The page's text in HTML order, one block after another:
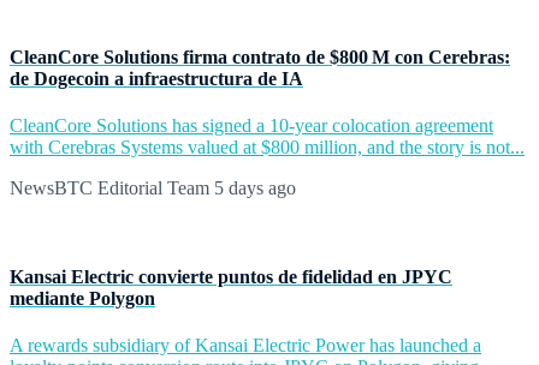
CleanCore Solutions firma contrato de $800 M con Cerebras:
de Dogecoin a infraestructura de IA
CleanCore Solutions has signed a 10-year colocation agreement
with Cerebras Systems valued at $800 million, and the story is not...
NewsBTC Editorial Team 5 days ago
Kansai Electric convierte puntos de fidelidad en JPYC
mediante Polygon
A rewards subsidiary of Kansai Electric Power has launched a